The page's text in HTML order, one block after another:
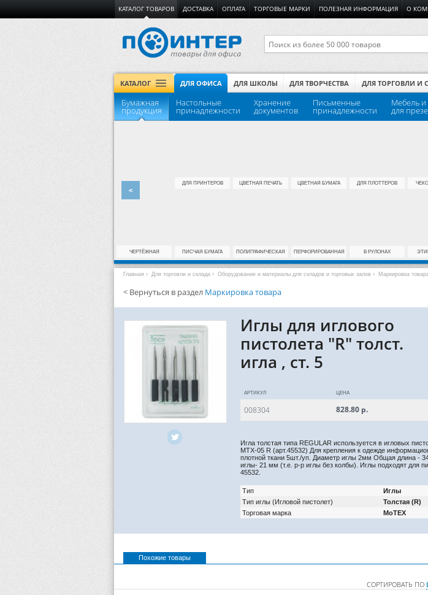
КАТАЛОГ ТОВАРОВ ДОСТАВКА ОПЛАТА ТОРГОВЫЕ МАРКИ ПОЛЕЗНАЯ ИНФОРМАЦИЯ О
КАТАЛОГ ДЛЯ ОФИСА ДЛЯ ШКОЛЫ ДЛЯ ТВОРЧЕСТВА ДЛЯ ТОРГОВЛИ И
Бумажная
продукция
Настольные
принадлежности
Хранение
документов
Письменные
принадлежности
Мебель и
для
ЧЕРТЁЖНАЯ
ДЛЯ ПРИНТЕРОВ ЦВЕТНАЯ ПЕЧАТЬ ЦВЕТНАЯ БУМАГА ДЛЯ ПЛОТТЕРОВ
ПИСЧАЯ БУМАГА ПОЛИГРАФИЧЕСКАЯ ПЕРФОРИРОВАННАЯ В РУЛОНАХ
<
Главная › Для торговли и склада › Оборудование и материалы для складов и торговых залов › Маркировка
< Вернуться в раздел Маркировка товара
Иглы для иглового
пистолета "R" толст.
игла , ст. 5
АРТИКУЛ ЦЕНА
008304 828.80 р.
Игла толстая типа REGULAR используется в игловых
MTX-05 R (арт.45532) Для крепления к одежде
плотной ткани 5шт./уп. Диаметр иглы 2мм Общая длина -
иглы- 21 мм (т.е. р-р иглы без колбы). Иглы подходят для
45532.
Тип
Иглы
Тип иглы (Игловой пистолет)
Толстая (R)
Торговая марка
MoTEX
ПОКАЗАТЬ ВСЕ
Похожие товары
СОРТИРОВАТЬ ПО